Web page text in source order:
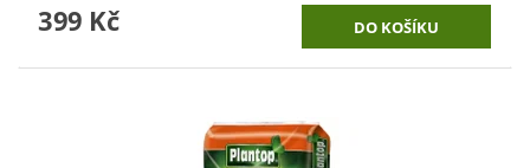
399 Kč